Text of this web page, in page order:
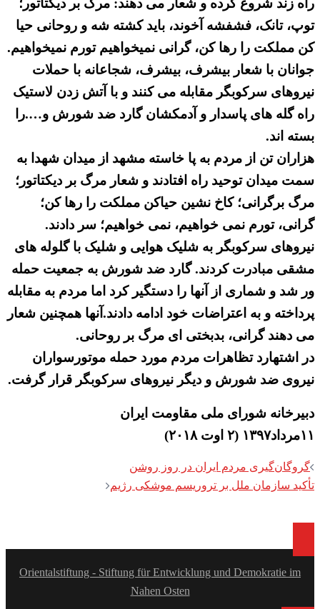
توپ، تانک، فشفشه آخوند، باید کشته شه و روحانی حیا
کن مملکت را رها کن، گرانی نمیخواهیم تورم نمیخواهیم.
جوانان با شعار بیشرف، بیشرف، شجاعانه با حملات
نیروهای سرکوبگر مقابله می کنند و با آتش زدن لاستیک
راه گله های پاسدار و آدمکشان گارد ضد شورش و….را
بسته اند.
هزاران تن از مردم به پا خاسته مشهد از میدان شهدا به
سمت میدان توحید راه افتادند و شعار مرگ بر دیکتاتور؛
مرگ برگرانی؛ کاخ نشین حیاکن مملکت را رها کن؛
گرانی، تورم نمی خواهیم، نمی خواهیم؛ سر دادند.
نیروهای سرکوبگر به شلیک هوایی و شلیک با گلوله های
مشقی مبادرت کردند. گارد ضد شورش به جمعیت حمله
ور شد و شماری از آنها را دستگیر کرد اما مردم به مقابله
پرداخته و به اعتراضات خود ادامه دادند.آنها همچنین شعار
می دهند گرانی، بدبختی ای مرگ بر روحانی.
در اشتهارد تظاهرات مردم مورد حمله موتورسواران
نیروی ضد شورش و دیگر نیروهای سرکوبگر قرار گرفت.
دبیرخانه شورای ملی مقاومت ایران
۱۱مرداد۱۳۹۷ (۲ اوت ۲۰۱۸)
Post
navigation
گروگان‌گیری مردم ایران در روز روشن
تأکید سازمان ملل بر تروریسم موشکی رژیم
Orientalstiftung - Stiftung für Entwicklung und Demokratie im
Nahen Osten